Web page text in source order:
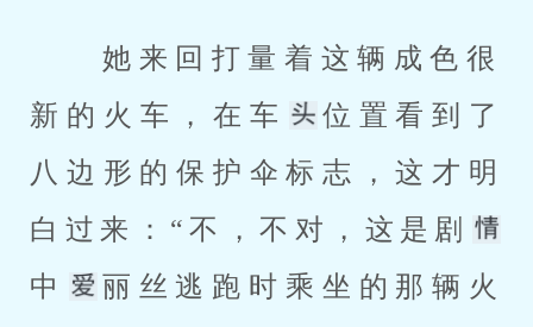
新的火车，在车
位置看到了
八边形的保护伞标志，这才明
白过来：“不，不对，这是剧
中
丽丝逃跑时乘坐的那辆火